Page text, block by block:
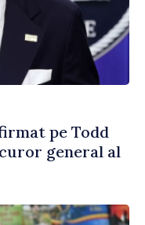
pe Todd
general al